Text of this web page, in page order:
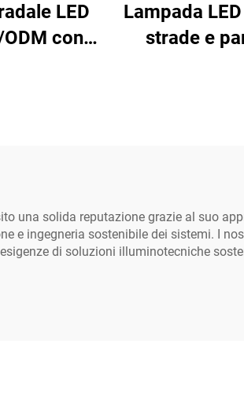
LED
con
Lampada
strade e
una solida reputazione grazie al suo
e ingegneria sostenibile dei sistemi. I
di soluzioni illuminotecniche